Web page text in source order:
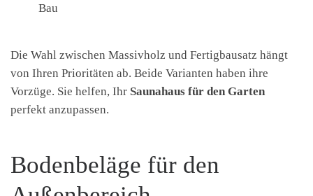
Bau
Die Wahl zwischen Massivholz und Fertigbausatz hängt
von Ihren Prioritäten ab. Beide Varianten haben ihre
Vorzüge. Sie helfen, Ihr Saunahaus für den Garten
perfekt anzupassen.
Bodenbeläge für den